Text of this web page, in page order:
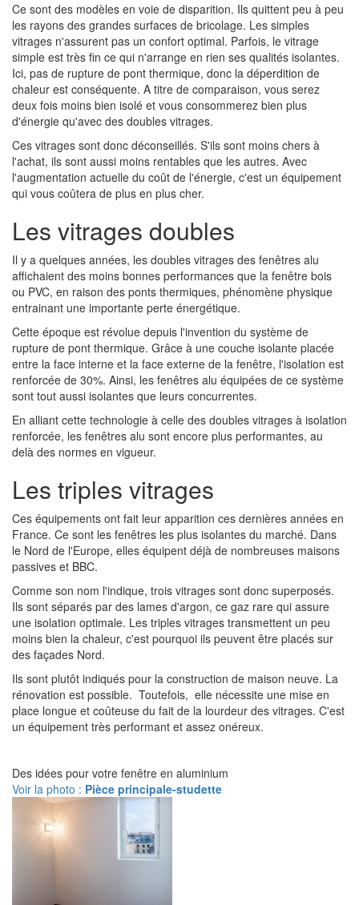
Ce sont des modèles en voie de disparition. Ils quittent peu à peu
les rayons des grandes surfaces de bricolage. Les simples
vitrages n'assurent pas un confort optimal. Parfois, le vitrage
simple est très fin ce qui n'arrange en rien ses qualités isolantes.
Ici, pas de rupture de pont thermique, donc la déperdition de
chaleur est conséquente. A titre de comparaison, vous serez
deux fois moins bien isolé et vous consommerez bien plus
d'énergie qu'avec des doubles vitrages.
Ces vitrages sont donc déconseillés. S'ils sont moins chers à
l'achat, ils sont aussi moins rentables que les autres. Avec
l'augmentation actuelle du coût de l'énergie, c'est un équipement
qui vous coûtera de plus en plus cher.
Les vitrages doubles
Il y a quelques années, les doubles vitrages des fenêtres alu
affichaient des moins bonnes performances que la fenêtre bois
ou PVC, en raison des ponts thermiques, phénomène physique
entrainant une importante perte énergétique.
Cette époque est révolue depuis l'invention du système de
rupture de pont thermique. Grâce à une couche isolante placée
entre la face interne et la face externe de la fenêtre, l'isolation est
renforcée de 30%. Ainsi, les fenêtres alu équipées de ce système
sont tout aussi isolantes que leurs concurrentes.
En alliant cette technologie à celle des doubles vitrages à isolation
renforcée, les fenêtres alu sont encore plus performantes, au
delà des normes en vigueur.
Les triples vitrages
Ces équipements ont fait leur apparition ces dernières années en
France. Ce sont les fenêtres les plus isolantes du marché. Dans
le Nord de l'Europe, elles équipent déjà de nombreuses maisons
passives et BBC.
Comme son nom l'indique, trois vitrages sont donc superposés.
Ils sont séparés par des lames d'argon, ce gaz rare qui assure
une isolation optimale. Les triples vitrages transmettent un peu
moins bien la chaleur, c'est pourquoi ils peuvent être placés sur
des façades Nord.
Ils sont plutôt indiqués pour la construction de maison neuve. La
rénovation est possible. Toutefois, elle nécessite une mise en
place longue et coûteuse du fait de la lourdeur des vitrages. C'est
un équipement très performant et assez onéreux.
Des idées pour votre fenêtre en aluminium
Voir la photo : Pièce principale-studette